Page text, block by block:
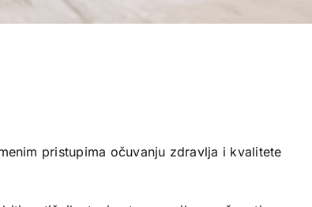
pristupima očuvanju zdravlja i kvalitete